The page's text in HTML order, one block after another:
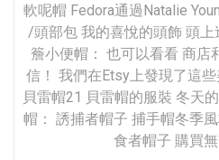
軟呢帽 Fedora通過Natalie
/頭部包 我的喜悅的頭飾 頭
簷小便帽： 也可以看看 商店
信！ 我們在Etsy上發現了這
貝雷帽21 貝雷帽的服裝 冬天
帽： 誘捕者帽子 捕手帽冬季
食者帽子 購買無